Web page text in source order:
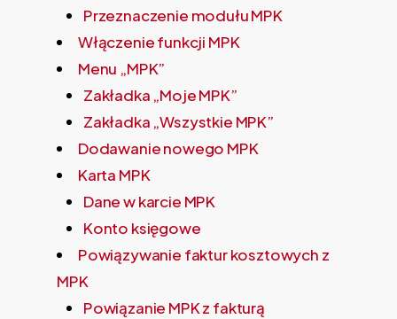
Przeznaczenie modułu MPK
Włączenie funkcji MPK
Menu „MPK”
Zakładka „Moje MPK”
Zakładka „Wszystkie MPK”
Dodawanie nowego MPK
Karta MPK
Dane w karcie MPK
Konto księgowe
Powiązywanie faktur kosztowych z
MPK
Powiązanie MPK z fakturą